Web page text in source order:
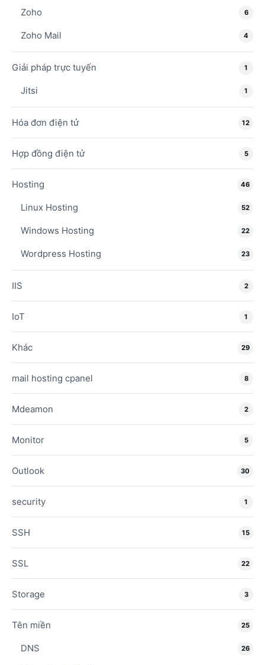
Zoho 6
Zoho Mail 4
Giải pháp trực tuyến 1
Jitsi 1
Hóa đơn điện tử 12
Hợp đồng điện tử 5
Hosting 46
Linux Hosting 52
Windows Hosting 22
Wordpress Hosting 23
IIS 2
IoT 1
Khác 29
mail hosting cpanel 8
Mdeamon 2
Monitor 5
Outlook 30
security 1
SSH 15
SSL 22
Storage 3
Tên miền 25
DNS 26